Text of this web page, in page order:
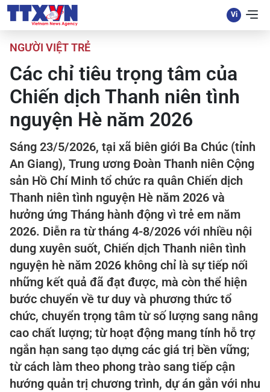
NGƯỜI VIỆT TRẺ
Các chỉ tiêu trọng tâm của
Chiến dịch Thanh niên tình
nguyện Hè năm 2026
Sáng 23/5/2026, tại xã biên giới Ba Chúc (tỉnh
An Giang), Trung ương Đoàn Thanh niên Cộng
sản Hồ Chí Minh tổ chức ra quân Chiến dịch
Thanh niên tình nguyện Hè năm 2026 và
hưởng ứng Tháng hành động vì trẻ em năm
2026. Diễn ra từ tháng 4-8/2026 với nhiều nội
dung xuyên suốt, Chiến dịch Thanh niên tình
nguyện hè năm 2026 không chỉ là sự tiếp nối
những kết quả đã đạt được, mà còn thể hiện
bước chuyển về tư duy và phương thức tổ
chức, chuyển trọng tâm từ số lượng sang nâng
cao chất lượng; từ hoạt động mang tính hỗ trợ
ngắn hạn sang tạo dựng các giá trị bền vững;
từ cách làm theo phong trào sang tiếp cận
hướng quản trị chương trình, dự án gắn với nhu